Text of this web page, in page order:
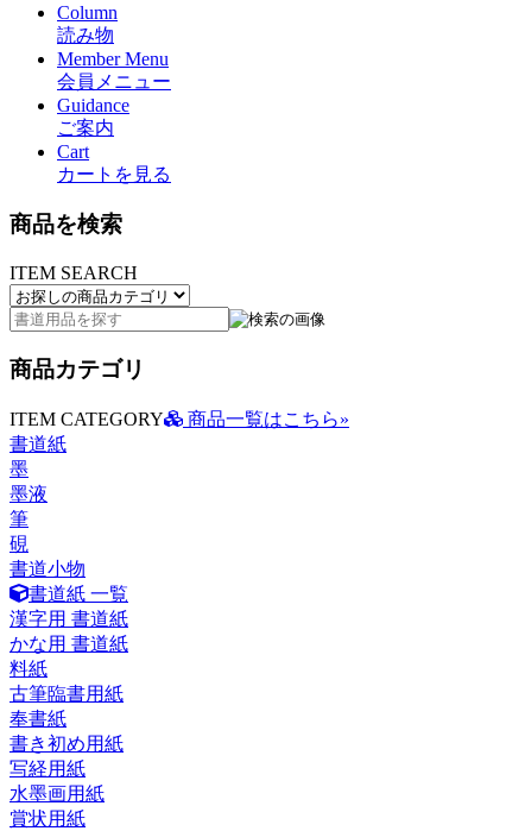
Column
読み物
Member Menu
会員メニュー
Guidance
ご案内
Cart
カートを見る
商品を検索
ITEM SEARCH
商品カテゴリ
ITEM CATEGORY
商品一覧はこちら»
書道紙
墨
墨液
筆
硯
書道小物
書道紙 一覧
漢字用 書道紙
かな用 書道紙
料紙
古筆臨書用紙
奉書紙
書き初め用紙
写経用紙
水墨画用紙
賞状用紙